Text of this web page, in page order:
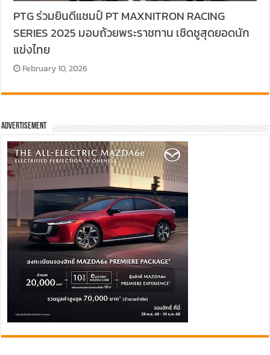
PTG ร่วมยินดีแชมป์ PT MAXNITRON RACING
SERIES 2025 มอบถ้วยพระราชทาน เชิดชูสุดยอดนัก
แข่งไทย
February 10, 2026
Advertisement